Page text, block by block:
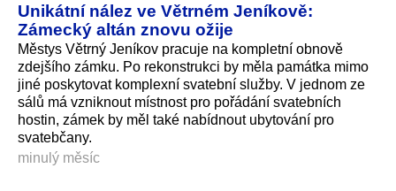
Unikátní nález ve Větrném Jeníkově:
Zámecký altán znovu ožije
Městys Větrný Jeníkov pracuje na kompletní obnově
zdejšího zámku. Po rekonstrukci by měla památka mimo
jiné poskytovat komplexní svatební služby. V jednom ze
sálů má vzniknout místnost pro pořádání svatebních
hostin, zámek by měl také nabídnout ubytování pro
svatebčany.
minulý měsíc